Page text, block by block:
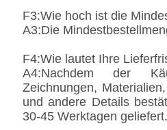
F3:Wie hoch ist die
A3:Die
F4:Wie lautet Ihre
A4:Nachdem der
Zeichnungen,
und andere Details
30-45 Werktagen geliefert.